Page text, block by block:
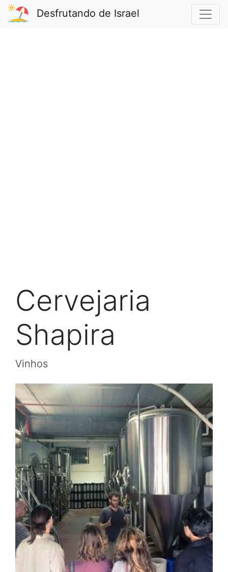
Desfrutando de Israel
Cervejaria
Shapira
Vinhos